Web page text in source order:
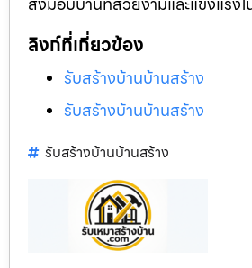
ลิงก์ที่เกี่ยวข้อง
รับสร้างบ้านบ้านสร้าง
รับสร้างบ้านบ้านสร้าง
รับสร้างบ้านบ้านสร้าง